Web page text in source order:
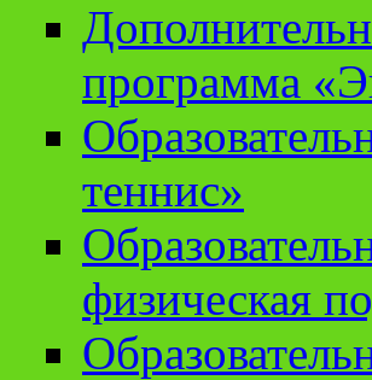
программа
теннис»
физическая